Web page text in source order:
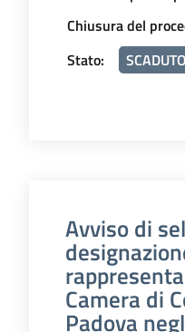
Chiusura del
Stato: SCADUTO
Avviso di
Camera di
Padova